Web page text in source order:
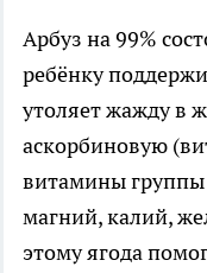
Арбуз на 99%
ребёнку
утоляет жажду в
аскорбиновую
витамины
магний, калий,
этому ягода